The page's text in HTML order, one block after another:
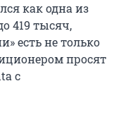
как одна из
419 тысяч,
есть не только
просят
с